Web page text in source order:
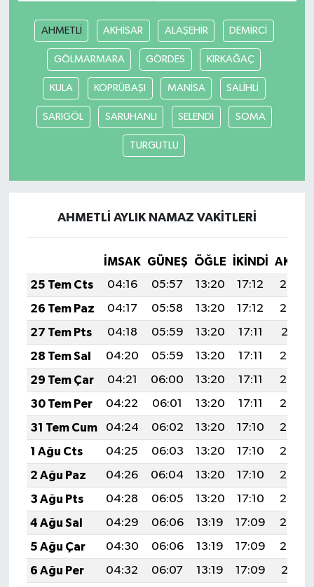
AHMETLİ AKHİSAR ALAŞEHİR DEMİRCİ
GÖLMARMARA GÖRDES KIRKAĞAÇ
KULA KÖPRÜBAŞI MANİSA SALİHLİ
SARIGÖL SARUHANLI SELENDİ SOMA
TURGUTLU
AHMETLİ AYLIK NAMAZ VAKITLERI
İMSAK GÜNEŞ ÖĞLE İKINDI
25 Tem Cts
04:16 05:57 13:20 17:12
20:33
26 Tem Paz
04:17 05:58 13:20 17:12
20:32
27 Tem Pts
04:18 05:59 13:20 17:11
20:31
28 Tem Sal
04:20 05:59 13:20 17:11
20:30
29 Tem Çar
04:21 06:00 13:20 17:11
20:29
30 Tem Per
04:22 06:01 13:20 17:11
20:28
31 Tem Cum
04:24 06:02 13:20 17:10
20:27
1 Ağu Cts
04:25 06:03 13:20 17:10
20:27
2 Ağu Paz
04:26 06:04 13:20 17:10
20:26
3 Ağu Pts
04:28 06:05 13:20 17:10
20:24
4 Ağu Sal
04:29 06:06 13:19 17:09
20:23
5 Ağu Çar
04:30 06:06 13:19 17:09
20:22
6 Ağu Per
04:32 06:07 13:19 17:09
20:21
ÜÇÜNCÜ SAYFA
BİLİMNET
Yemek
KİM KİMDİR
KİTAP
HEDEF2020
OTOMOBİL
MİZAH
TARİH
Genel
Politika
YEREL
BÖLGEDEN